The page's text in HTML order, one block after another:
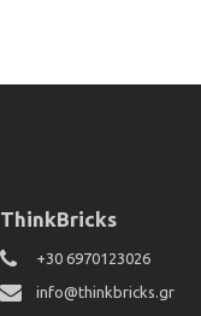
ThinkBricks
+30 6970123026
info@thinkbricks.gr